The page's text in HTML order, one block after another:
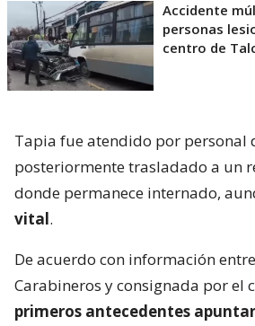
Accidente
personas
centro de
Tapia fue atendido por personal
posteriormente trasladado a un
donde permanece internado,
vital.
De acuerdo con información
Carabineros y consignada por el
primeros antecedentes